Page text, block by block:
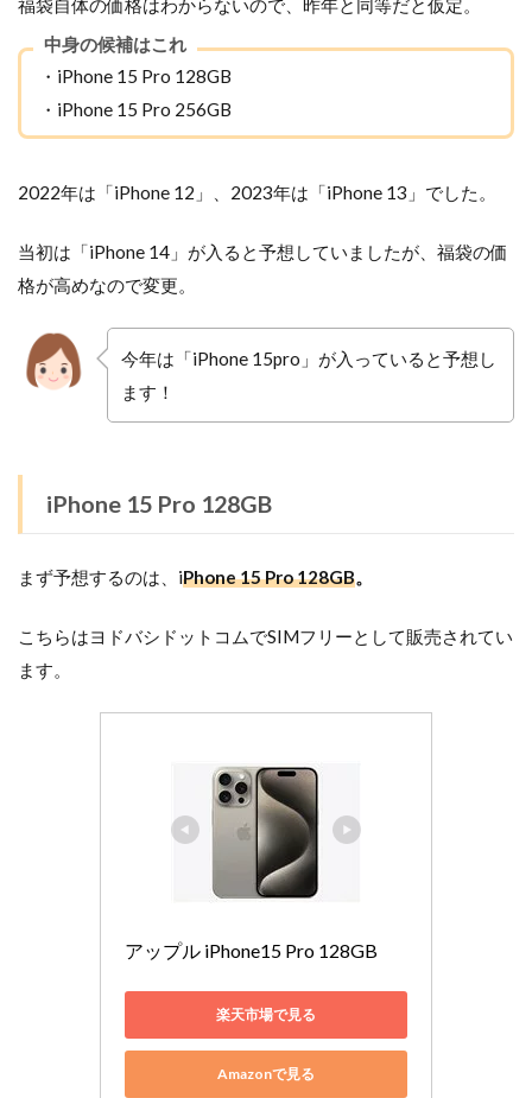
福袋自体の価格はわからないので、昨年と同等だと仮定。
中身の候補はこれ
・iPhone 15 Pro 128GB
・iPhone 15 Pro 256GB
2022年は「iPhone 12」、2023年は「iPhone 13」でした。
当初は「iPhone 14」が入ると予想していましたが、福袋の価
格が高めなので変更。
今年は「iPhone 15pro」が入っていると予想し
ます！
iPhone 15 Pro 128GB
まず予想するのは、 iPhone 15 Pro 128GB。
こちらはヨドバシドットコムでSIMフリーとして販売されてい
ます。
楽天市場で見る
Amazonで見る